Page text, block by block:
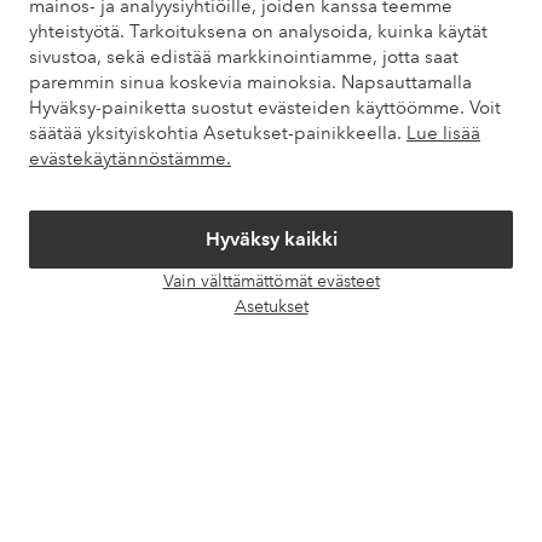
mainos- ja analyysiyhtiöille, joiden kanssa teemme
yhteistyötä. Tarkoituksena on analysoida, kuinka käytät
sivustoa, sekä edistää markkinointiamme, jotta saat
paremmin sinua koskevia mainoksia. Napsauttamalla
Hyväksy-painiketta suostut evästeiden käyttöömme. Voit
säätää yksityiskohtia Asetukset-painikkeella. Lue lisää
evästekäytännöstämme.
Hyväksy kaikki
Vain välttämättömät evästeet
Asetukset
Asiakaspalvelu Tilaukset Maksutavat
Omat sivut